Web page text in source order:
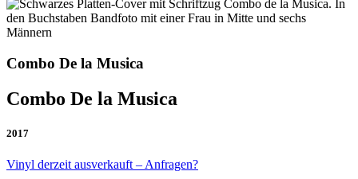
Combo De la Musica
Combo De la Musica
2017
Vinyl derzeit ausverkauft – Anfragen?